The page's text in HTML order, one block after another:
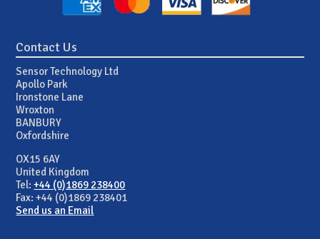
Contact Us
Sensor Technology Ltd
Apollo Park
Ironstone Lane
Wroxton
BANBURY
Oxfordshire
OX15 6AY
United Kingdom
Tel:+44 (0)1869 238400
Fax: +44 (0)1869 238401
Send us an Email